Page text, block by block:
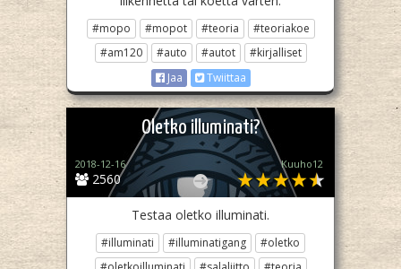
#mopo #mopot #teoria
#teoriakoe
#am120
#auto #autot
#kirjalliset
Jaa
Twiittaa
Oletko illuminati?
2560
2018-12-16 Kuuho12
Testaa oletko illuminati.
#illuminati #illuminatigang
#oletko